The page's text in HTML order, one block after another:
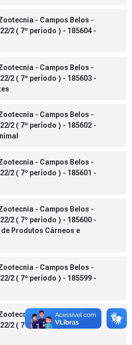
- Campos Belos -
2 ( 7º período ) - 185604 -
- Campos Belos -
2 ( 7º período ) - 185603 -
- Campos Belos -
2 ( 7º período ) - 185602 -
- Campos Belos -
2 ( 7º período ) - 185601 -
- Campos Belos -
2 ( 7º período ) - 185600 -
Produtos Cárneos e
- Campos Belos -
2 ( 7º período ) - 185599 -
- Campos Belos -
2 ( 7º período ) - 185598 -